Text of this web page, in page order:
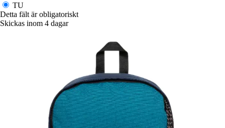
TU
Detta fält är obligatoriskt
Skickas inom 4 dagar